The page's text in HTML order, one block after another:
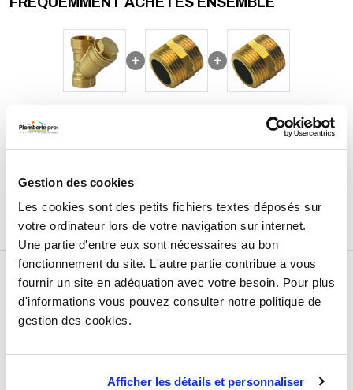
Gestion des cookies
Les cookies sont des petits fichiers textes déposés sur
votre ordinateur lors de votre navigation sur internet.
Une partie d'entre eux sont nécessaires au bon
fonctionnement du site. L'autre partie contribue a vous
fournir un site en adéquation avec votre besoin. Pour plus
d'informations vous pouvez consulter notre politique de
gestion des cookies.
Afficher les détails et personnaliser
Prix total de la sélection : 10,99€TTC
DÉTAILS TECHNIQUES
Type de produit Filtre
Sanitaire, chauffage